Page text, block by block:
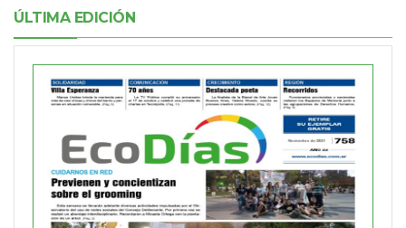
ÚLTIMA EDICIÓN